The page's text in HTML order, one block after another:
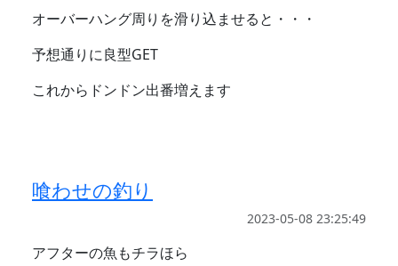
オーバーハング周りを滑り込ませると・・・
予想通りに良型GET
これからドンドン出番増えます
喰わせの釣り
2023-05-08 23:25:49
アフターの魚もチラほら